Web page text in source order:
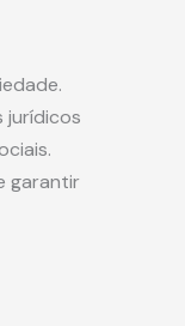
jurídicos
garantir